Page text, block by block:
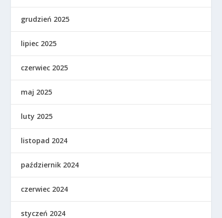
grudzień 2025
lipiec 2025
czerwiec 2025
maj 2025
luty 2025
listopad 2024
październik 2024
czerwiec 2024
styczeń 2024